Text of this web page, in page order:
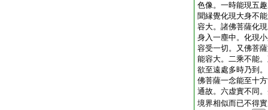
色像。一時能現五
聞縁覺化現大身不
容大。諸佛菩薩化
身入一塵中。化現
容受一切。又佛菩
能容大。二乘不能
欲至遠處多時乃到
佛菩薩一念能至十
通故。六虚實不同
境界相似而已不得